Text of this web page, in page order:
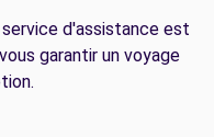
d'assistance est
garantir un voyage